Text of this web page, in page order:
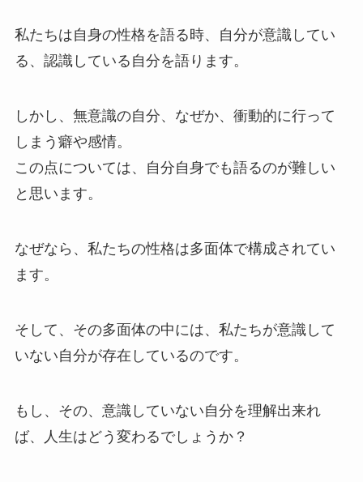
私たちは自身の性格を語る時、自分が意識してい
る、認識している自分を語ります。
しかし、無意識の自分、なぜか、衝動的に行って
しまう癖や感情。
この点については、自分自身でも語るのが難しい
と思います。
なぜなら、私たちの性格は多面体で構成されてい
ます。
そして、その多面体の中には、私たちが意識して
いない自分が存在しているのです。
もし、その、意識していない自分を理解出来れ
ば、人生はどう変わるでしょうか？